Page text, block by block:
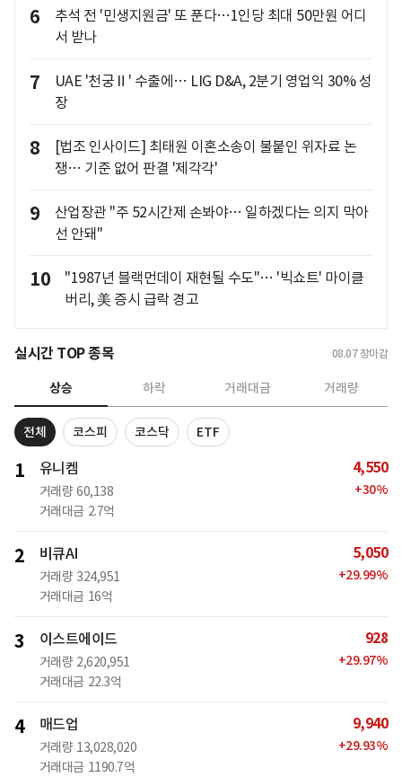
6
추석 전 '민생지원금' 또 푼다…1인당 최대 50만원 어디
서 받나
7
UAE '천궁Ⅱ' 수출에… LIG D&A, 2분기 영업익 30% 성
장
8
[법조 인사이드] 최태원 이혼소송이 불붙인 위자료 논
쟁… 기준 없어 판결 '제각각'
9
산업장관 "주 52시간제 손봐야… 일하겠다는 의지 막아
선 안돼"
10
"1987년 블랙먼데이 재현될 수도"… '빅쇼트' 마이클
버리, 美 증시 급락 경고
실시간 TOP 종목 08.07 장마감
상승 하락 거래대금 거래량
전체 코스피 코스닥 ETF
1 유니켐
거래량 60,138
거래대금 2.7억
4,550
+30%
2 비큐AI
거래량 324,951
거래대금 16억
5,050
+29.99%
3 이스트에이드
거래량 2,620,951
거래대금 22.3억
928
+29.97%
4 매드업
거래량 13,028,020
거래대금 1190.7억
9,940
+29.93%